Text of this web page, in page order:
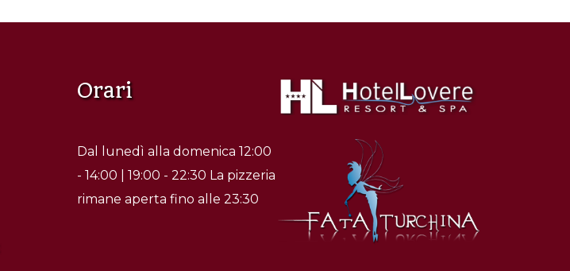
Orari
Dal lunedì alla domenica 12:00
- 14:00 | 19:00 - 22:30 La pizzeria
rimane aperta fino alle 23:30